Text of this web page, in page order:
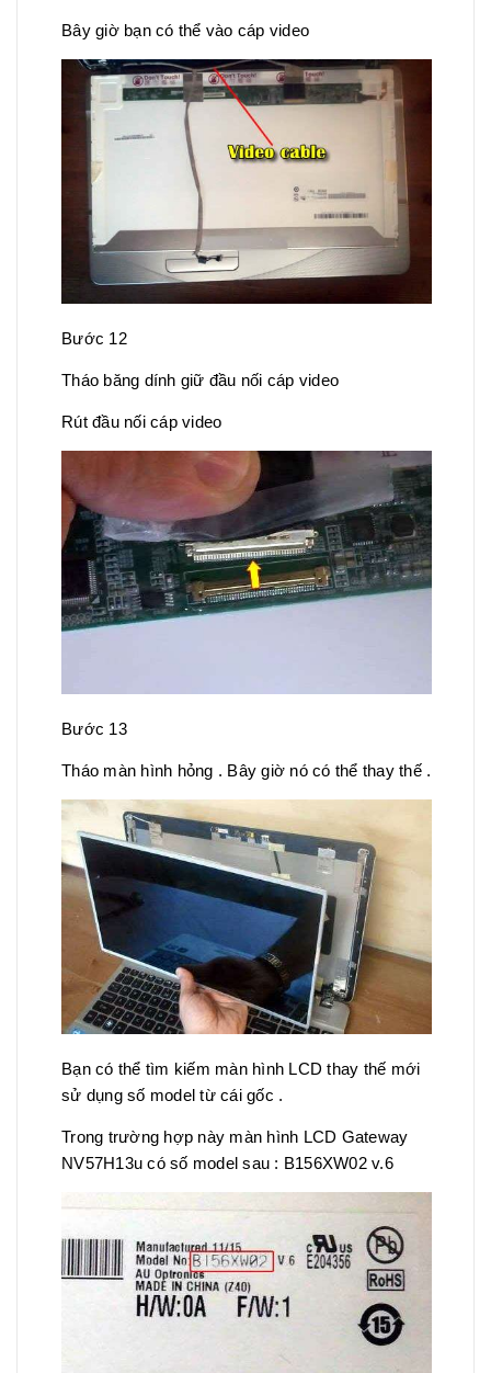
Bây giờ bạn có thể vào cáp video
Bước 12
Tháo băng dính giữ đầu nối cáp video
Rút đầu nối cáp video
Bước 13
Tháo màn hình hỏng . Bây giờ nó có thể thay thế .
Bạn có thể tìm kiếm màn hình LCD thay thế mới
sử dụng số model từ cái gốc .
Trong trường hợp này màn hình LCD Gateway
NV57H13u có số model sau : B156XW02 v.6